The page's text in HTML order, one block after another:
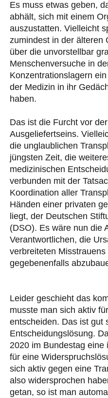
Es muss etwas geben,
abhält, sich mit einem
auszustatten. Vielleicht
zumindest in der älteren
über die unvorstellbar
Menschenversuche in
Konzentrationslagern
der Medizin in ihr
haben.
Das ist die Furcht vor
Ausgeliefertseins.
die unglaublichen
jüngsten Zeit, die
medizinischen
verbunden mit der
Koordination aller
Händen einer privaten
liegt, der Deutschen
(DSO). Es wäre nun die
Verantwortlichen, die
verbreiteten
gegebenenfalls
Leider geschieht das
musste man sich aktiv
entscheiden. Das ist gut
Entscheidungslösung.
2020 im Bundestag
für eine
sich aktiv gegen eine
also widersprochen
getan, so ist man